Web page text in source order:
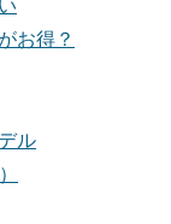
お得？
ル